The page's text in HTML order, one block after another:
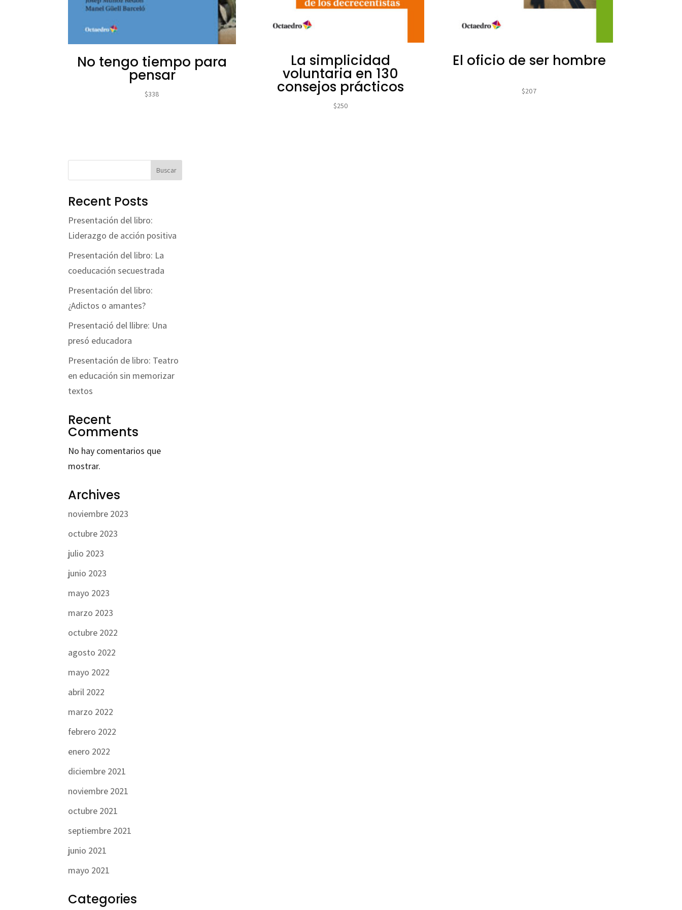
No tengo tiempo para
pensar
$338
La simplicidad
voluntaria en 130
consejos prácticos
$250
El oficio de ser hombre
$207
Buscar
Recent Posts
Presentación del libro:
Liderazgo de acción positiva
Presentación del libro: La
coeducación secuestrada
Presentación del libro:
¿Adictos o amantes?
Presentació del llibre: Una
presó educadora
Presentación de libro: Teatro
en educación sin memorizar
textos
Recent
Comments
No hay comentarios que
mostrar.
Archives
noviembre 2023
octubre 2023
julio 2023
junio 2023
mayo 2023
marzo 2023
octubre 2022
agosto 2022
mayo 2022
abril 2022
marzo 2022
febrero 2022
enero 2022
diciembre 2021
noviembre 2021
octubre 2021
septiembre 2021
junio 2021
mayo 2021
Categories